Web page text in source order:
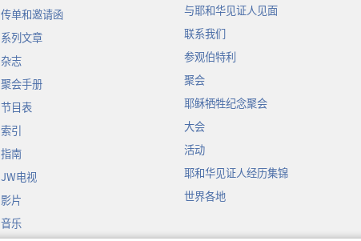
传单和邀请函
系列文章
杂志
聚会手册
节目表
索引
指南
JW电视
影片
音乐
与耶和华见证人见面
联系我们
参观伯特利
聚会
耶稣牺牲纪念聚会
大会
活动
耶和华见证人经历集锦
世界各地